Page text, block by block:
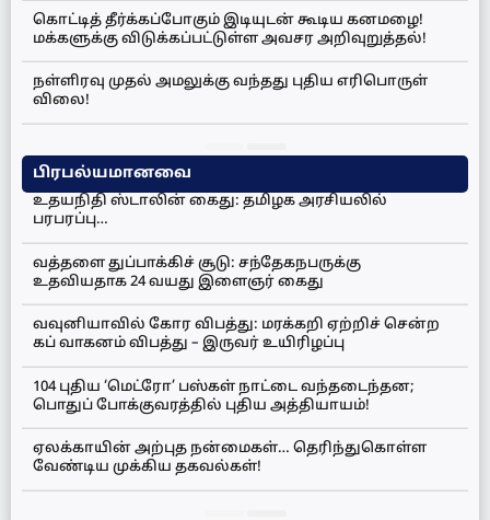
கொட்டித் தீர்க்கப்போகும் இடியுடன் கூடிய கனமழை!
மக்களுக்கு விடுக்கப்பட்டுள்ள அவசர அறிவுறுத்தல்!
நள்ளிரவு முதல் அமலுக்கு வந்தது புதிய எரிபொருள்
விலை!
பிரபல்யமானவை
உதயநிதி ஸ்டாலின் கைது: தமிழக அரசியலில்
பரபரப்பு…
வத்தளை துப்பாக்கிச் சூடு: சந்தேகநபருக்கு
உதவியதாக 24 வயது இளைஞர் கைது
வவுனியாவில் கோர விபத்து: மரக்கறி ஏற்றிச் சென்ற
கப் வாகனம் விபத்து – இருவர் உயிரிழப்பு
104 புதிய ‘மெட்ரோ’ பஸ்கள் நாட்டை வந்தடைந்தன;
பொதுப் போக்குவரத்தில் புதிய அத்தியாயம்!
ஏலக்காயின் அற்புத நன்மைகள்… தெரிந்துகொள்ள
வேண்டிய முக்கிய தகவல்கள்!